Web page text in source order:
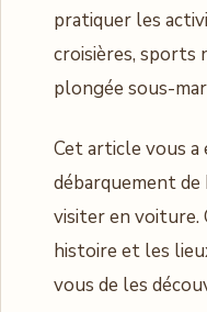
pratiquer les
croisières, sports
plongée sous-
Cet article vous a
débarquement de
visiter en voiture.
histoire et les
vous de les